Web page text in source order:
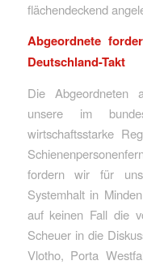
flächendeckend
Abgeordnete
Deutschland-Takt
Die Abgeordneten
unsere im
wirtschaftsstarke
fordern wir für
Systemhalt in
auf keinen Fall die
Scheuer in die
Vlotho, Porta